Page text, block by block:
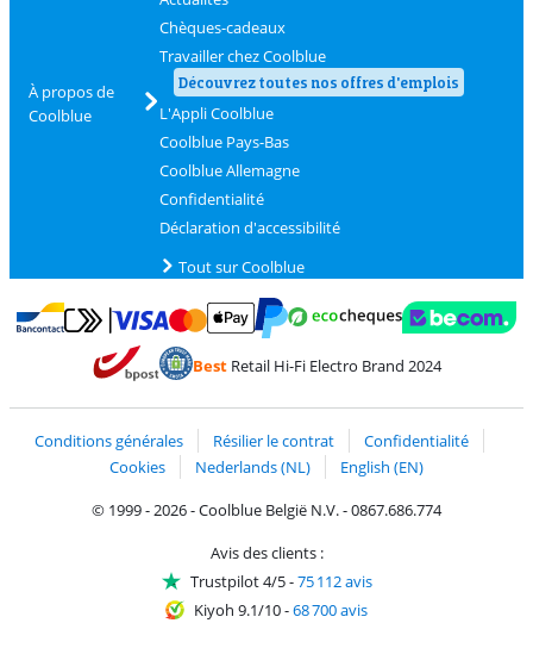
À propos de
Coolblue
Chèques-cadeaux
Travailler chez Coolblue
Découvrez toutes nos offres d'emplois
L'Appli Coolblue
Coolblue Pays-Bas
Coolblue Allemagne
Confidentialité
Déclaration d'accessibilité
Tout sur Coolblue
Payer avec Bancontact
Payer avec MasterCard et Visa via ClickToPay
BestRetail Hi-Fi Electro Brand 2024
Conditions générales Résilier le contrat
Confidentialité
Cookies
Nederlands (NL)
English (EN)
© 1999 - 2026 - Coolblue België N.V. - 0867.686.774
Avis des clients :
Trustpilot 4/5-75 112 avis
Kiyoh 9.1/10-68 700 avis